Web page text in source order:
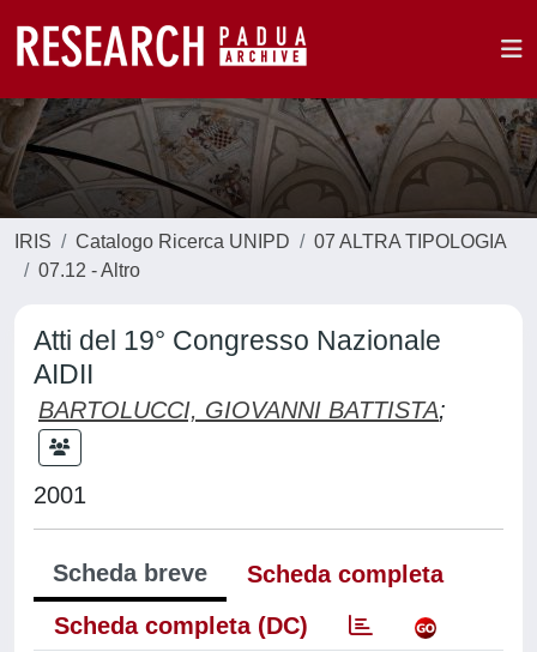
IRIS Catalogo Ricerca UNIPD
07 ALTRA TIPOLOGIA
07.12 - Altro
Atti del 19° Congresso Nazionale
AIDII
BARTOLUCCI, GIOVANNI BATTISTA;
2001
Scheda breve
Scheda completa
Scheda completa (DC)